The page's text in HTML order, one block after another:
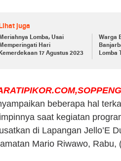
juga
Lomba, Usai
Hari
17 Agustus 2023
Warga
Lomba
beberapa hal
saat kegiatan
di Lapangan Jello’E
Mario Riwawo, Rabu,